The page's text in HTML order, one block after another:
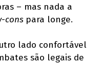
– mas nada a
cons para longe.
lado confortável
são legais de